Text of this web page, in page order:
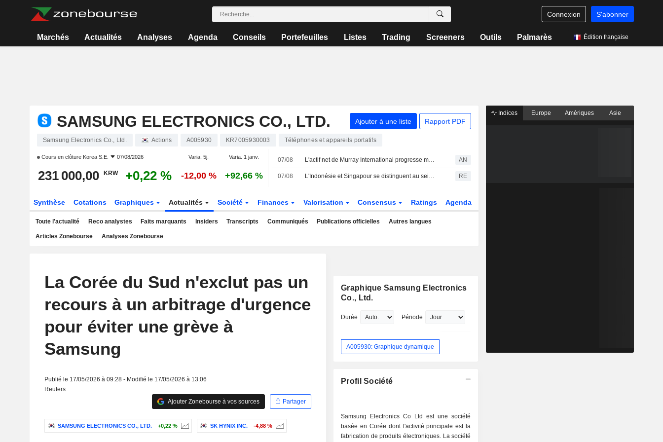
Connexion S'abonner
Marchés Actualités Analyses Agenda Conseils Portefeuilles Listes Trading Screeners Outils Palmarès Édition française
SAMSUNG ELECTRONICS CO., LTD. Ajouter à une liste Rapport PDF
Samsung Electronics Co., Ltd. Actions A005930 KR7005930003 Téléphones et appareils portatifs
Cours en clôture Korea S.E. 07/08/2026 Varia. 5j. Varia. 1 janv.
231 000,00 KRW +0,22 % -12,00 % +92,66 %
07/08 L'actif net de Murray International progresse mais la performance reste en deçà de l'indice de référence AN
07/08 L'Indonésie et Singapour se distinguent au sein de marchés asiatiques affaiblis cette semaine RE
Synthèse Cotations Graphiques Actualités Société Finances Valorisation Consensus Ratings Agenda
Toute l'actualité Reco analystes Faits marquants Insiders Transcripts Communiqués Publications officielles Autres langues
Articles Zonebourse Analyses Zonebourse
La Corée du Sud n'exclut pas un
recours à un arbitrage d'urgence
pour éviter une grève à
Samsung
Publié le 17/05/2026 à 09:28 - Modifié le 17/05/2026 à 13:06
Reuters
Ajouter Zonebourse à vos sources
Partager
SAMSUNG ELECTRONICS CO., LTD. +0,22 % SK HYNIX INC. -4,88 %
Graphique Samsung Electronics
Co., Ltd.
Durée Période
A005930: Graphique dynamique
Profil Société
Samsung Electronics Co Ltd est une société
basée en Corée dont l'activité principale est la
fabrication de produits électroniques. La société
Indices Europe Amériques Asie